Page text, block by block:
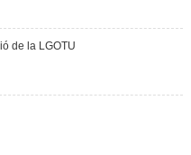
de la LGOTU